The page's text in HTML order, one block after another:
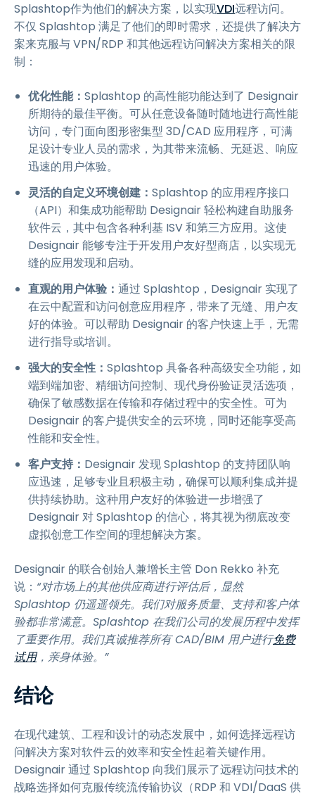
Splashtop作为他们的解决方案，以实现VDI远程访问。
不仅 Splashtop 满足了他们的即时需求，还提供了解决方
案来克服与 VPN/RDP 和其他远程访问解决方案相关的限
制：
优化性能： Splashtop 的高性能功能达到了 Designair
所期待的最佳平衡。可从任意设备随时随地进行高性能
访问，专门面向图形密集型 3D/CAD 应用程序，可满
足设计专业人员的需求，为其带来流畅、无延迟、响应
迅速的用户体验。
灵活的自定义环境创建： Splashtop 的应用程序接口
（API）和集成功能帮助 Designair 轻松构建自助服务
软件云，其中包含各种利基 ISV 和第三方应用。这使
Designair 能够专注于开发用户友好型商店，以实现无
缝的应用发现和启动。
直观的用户体验： 通过 Splashtop，Designair 实现了
在云中配置和访问创意应用程序，带来了无缝、用户友
好的体验。可以帮助 Designair 的客户快速上手，无需
进行指导或培训。
强大的安全性： Splashtop 具备各种高级安全功能，如
端到端加密、精细访问控制、现代身份验证灵活选项，
确保了敏感数据在传输和存储过程中的安全性。可为
Designair 的客户提供安全的云环境，同时还能享受高
性能和安全性。
客户支持： Designair 发现 Splashtop 的支持团队响
应迅速，足够专业且积极主动，确保可以顺利集成并提
供持续协助。这种用户友好的体验进一步增强了
Designair 对 Splashtop 的信心，将其视为彻底改变
虚拟创意工作空间的理想解决方案。
Designair 的联合创始人兼增长主管 Don Rekko 补充
说： “对市场上的其他供应商进行评估后，显然
Splashtop 仍遥遥领先。我们对服务质量、支持和客户体
验都非常满意。Splashtop 在我们公司的发展历程中发挥
了重要作用。我们真诚推荐所有 CAD/BIM 用户进行免费
试用，亲身体验。”
结论
在现代建筑、工程和设计的动态发展中，如何选择远程访
问解决方案对软件云的效率和安全性起着关键作用。
Designair 通过 Splashtop 向我们展示了远程访问技术的
战略选择如何克服传统流传输协议（RDP 和 VDI/DaaS 供